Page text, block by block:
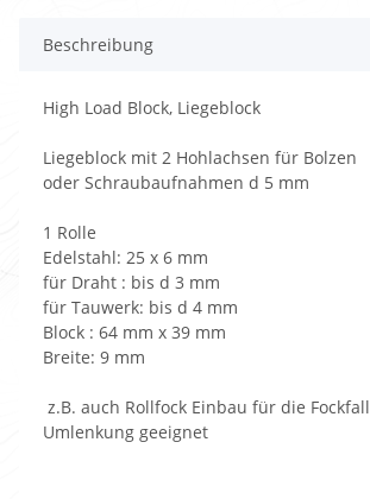
Beschreibung
High Load Block, Liegeblock
Liegeblock mit 2 Hohlachsen für Bolzen
oder Schraubaufnahmen d 5 mm
1 Rolle
Edelstahl: 25 x 6 mm
für Draht : bis d 3 mm
für Tauwerk: bis d 4 mm
Block : 64 mm x 39 mm
Breite: 9 mm
z.B. auch Rollfock Einbau für die Fockfall
Umlenkung geeignet